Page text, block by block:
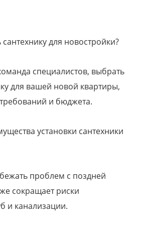
для новостройки?
специалистов, выбрать
для вашей новой квартиры,
и бюджета.
установки сантехники
проблем с поздней
сокращает риски
и канализации.